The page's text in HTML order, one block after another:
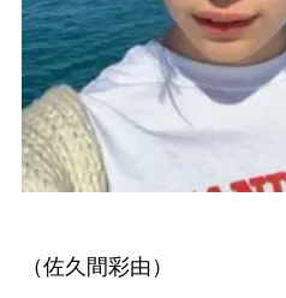
（佐久間彩由）